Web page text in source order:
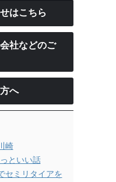
はこちら
社などのご
へ
崎
といい話
セミリタイアを